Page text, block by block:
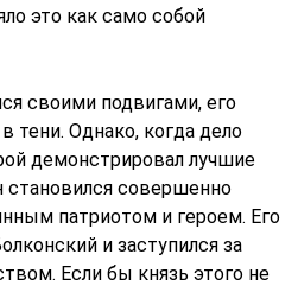
это как само собой
своими подвигами, его
тени. Однако, когда дело
демонстрировал лучшие
становился совершенно
патриотом и героем. Его
и заступился за
Если бы князь этого не